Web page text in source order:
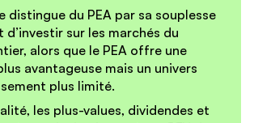
distingue du PEA par sa souplesse
d’investir sur les marchés du
alors que le PEA offre une
avantageuse mais un univers
plus limité.
les plus-values, dividendes et